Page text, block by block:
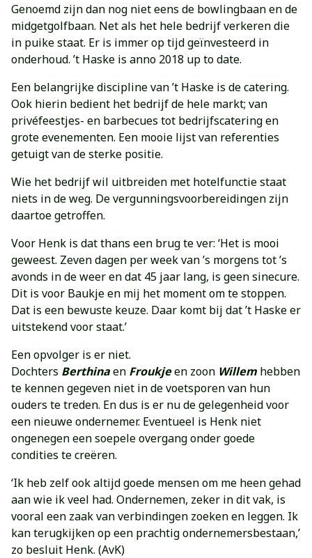
Genoemd zijn dan nog niet eens de bowlingbaan en de
midgetgolfbaan. Net als het hele bedrijf verkeren die
in puike staat. Er is immer op tijd geïnvesteerd in
onderhoud. ’t Haske is anno 2018 up to date.
Een belangrijke discipline van ’t Haske is de catering.
Ook hierin bedient het bedrijf de hele markt; van
privéfeestjes- en barbecues tot bedrijfscatering en
grote evenementen. Een mooie lijst van referenties
getuigt van de sterke positie.
Wie het bedrijf wil uitbreiden met hotelfunctie staat
niets in de weg. De vergunningsvoorbereidingen zijn
daartoe getroffen.
Voor Henk is dat thans een brug te ver: ‘Het is mooi
geweest. Zeven dagen per week van ’s morgens tot ’s
avonds in de weer en dat 45 jaar lang, is geen sinecure.
Dit is voor Baukje en mij het moment om te stoppen.
Dat is een bewuste keuze. Daar komt bij dat ’t Haske er
uitstekend voor staat.’
Een opvolger is er niet.
Dochters Berthinaen Froukjeen zoon Willem hebben
te kennen gegeven niet in de voetsporen van hun
ouders te treden. En dus is er nu de gelegenheid voor
een nieuwe ondernemer. Eventueel is Henk niet
ongenegen een soepele overgang onder goede
condities te creëren.
‘Ik heb zelf ook altijd goede mensen om me heen gehad
aan wie ik veel had. Ondernemen, zeker in dit vak, is
vooral een zaak van verbindingen zoeken en leggen. Ik
kan terugkijken op een prachtig ondernemersbestaan,’
zo besluit Henk. (AvK)